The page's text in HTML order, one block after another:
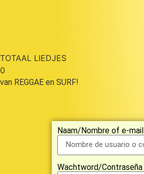
TOTAAL LIEDJES
0
van REGGAE en SURF!
Naam/Nombre of e-mail
Wachtword/Contraseña